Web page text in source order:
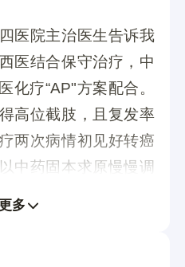
医院主治医生告诉我
医结合保守治疗，中
化疗“AP"方案配合。
高位截肢，且复发率
两次病情初见好转癌
中药固本求原慢慢调
多